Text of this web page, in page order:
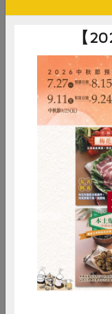
鳳儀經常與子真分享
凌鳳儀
入社時間
雞蛋
【